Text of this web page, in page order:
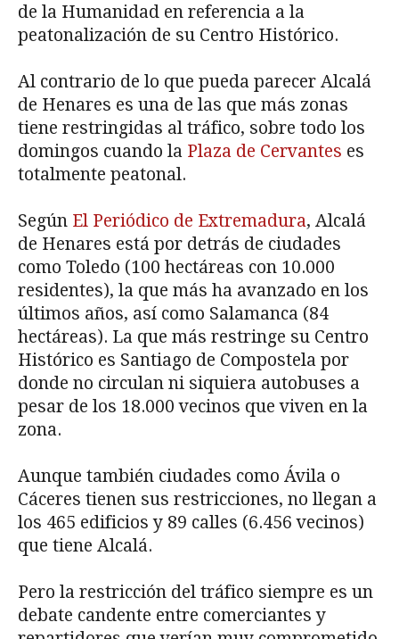
de la Humanidad en referencia a la
peatonalización de su Centro Histórico.
Al contrario de lo que pueda parecer Alcalá
de Henares es una de las que más zonas
tiene restringidas al tráfico, sobre todo los
domingos cuando la Plaza de Cervantes es
totalmente peatonal.
Según El Periódico de Extremadura, Alcalá
de Henares está por detrás de ciudades
como Toledo (100 hectáreas con 10.000
residentes), la que más ha avanzado en los
últimos años, así como Salamanca (84
hectáreas). La que más restringe su Centro
Histórico es Santiago de Compostela por
donde no circulan ni siquiera autobuses a
pesar de los 18.000 vecinos que viven en la
zona.
Aunque también ciudades como Ávila o
Cáceres tienen sus restricciones, no llegan a
los 465 edificios y 89 calles (6.456 vecinos)
que tiene Alcalá.
Pero la restricción del tráfico siempre es un
debate candente entre comerciantes y